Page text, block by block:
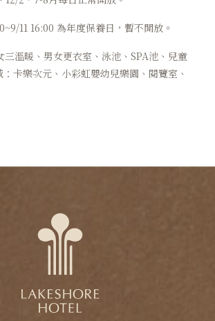
11 16:00 為年度保養日，暫不開放。
三溫暖、男女更衣室、泳池、SPA池、兒童
卡樂次元、小彩虹嬰幼兒樂園、閱覽室、